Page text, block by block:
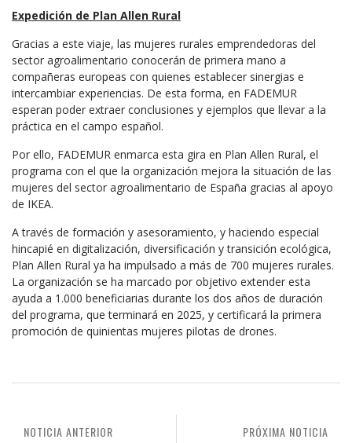
Expedición de Plan Allen Rural
Gracias a este viaje, las mujeres rurales emprendedoras del
sector agroalimentario conocerán de primera mano a
compañeras europeas con quienes establecer sinergias e
intercambiar experiencias. De esta forma, en FADEMUR
esperan poder extraer conclusiones y ejemplos que llevar a la
práctica en el campo español.
Por ello, FADEMUR enmarca esta gira en Plan Allen Rural, el
programa con el que la organización mejora la situación de las
mujeres del sector agroalimentario de España gracias al apoyo
de IKEA.
A través de formación y asesoramiento, y haciendo especial
hincapié en digitalización, diversificación y transición ecológica,
Plan Allen Rural ya ha impulsado a más de 700 mujeres rurales.
La organización se ha marcado por objetivo extender esta
ayuda a 1.000 beneficiarias durante los dos años de duración
del programa, que terminará en 2025, y certificará la primera
promoción de quinientas mujeres pilotas de drones.
PRÓXIMA NOTICIA
NOTICIA ANTERIOR